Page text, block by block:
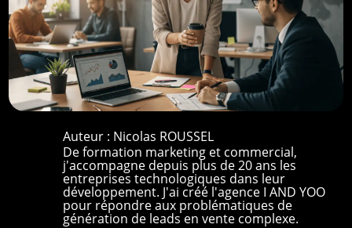
Auteur : Nicolas ROUSSEL
De formation marketing et commercial,
j'accompagne depuis plus de 20 ans les
entreprises technologiques dans leur
développement. J'ai créé l'agence I AND YOO
pour répondre aux problématiques de
génération de leads en vente complexe.